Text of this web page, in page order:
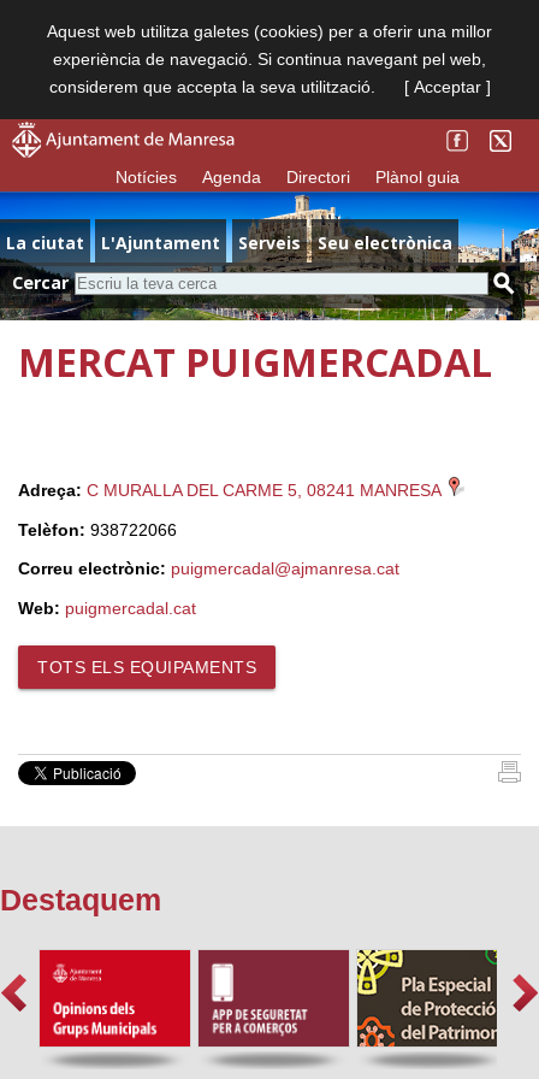
Aquest web utilitza galetes (cookies) per a oferir una millor
experiència de navegació. Si continua navegant pel web,
considerem que accepta la seva utilització.
[ Acceptar ]
Notícies Agenda Directori Plànol guia
La ciutat L'Ajuntament Serveis
Seu electrònica
Cercar
MERCAT PUIGMERCADAL
Adreça: C MURALLA DEL CARME 5, 08241 MANRESA
Telèfon: 938722066
Correu electrònic: puigmercadal@ajmanresa.cat
Web: puigmercadal.cat
TOTS ELS EQUIPAMENTS
Destaquem